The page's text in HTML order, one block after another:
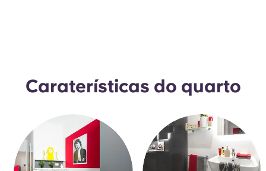
Caraterísticas do quarto